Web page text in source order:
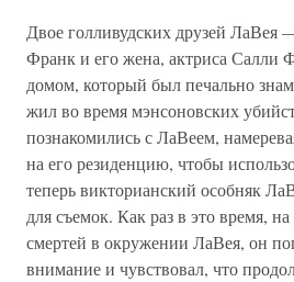
Двое голливудских друзей
Франк и его жена, актриса Салли
домом, который был печально
жил во время мэнсоновских
познакомились с ЛаВеем,
на его резиденцию, чтобы
теперь викторианский особняк
для съемок. Как раз в это время,
смертей в окружении ЛаВея, он
внимание и чувствовал, что